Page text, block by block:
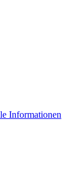
Informationen